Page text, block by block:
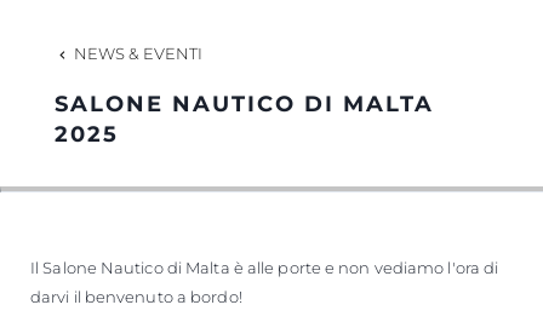
NEWS & EVENTI
SALONE NAUTICO DI MALTA
2025
Il Salone Nautico di Malta è alle porte e non vediamo l'ora di
darvi il benvenuto a bordo!